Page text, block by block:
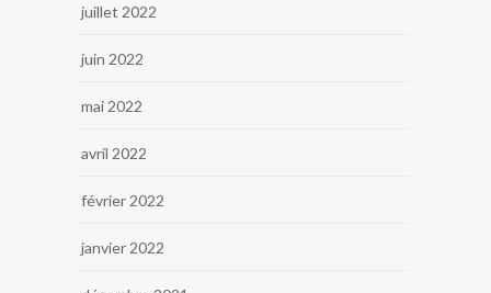
juillet 2022
juin 2022
mai 2022
avril 2022
février 2022
janvier 2022